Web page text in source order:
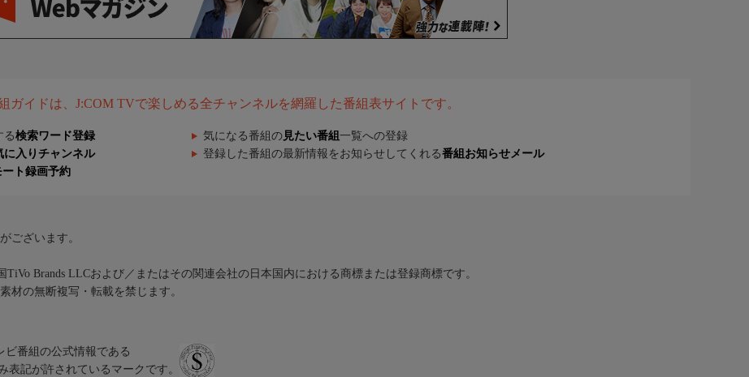
ガイドは、J:COM TVで楽しめる全チャンネルを網羅した番組表サイトです。
る検索ワード登録 気になる番組の 見たい番組 一覧への登録
に入りチャンネル 登録した番組の最新情報をお知らせしてくれる番組お知らせメール
ート録画予約
ございます。
Brands LLCおよび／またはその関連会社の日本国内における商標または登録商標です。
材の無断複写・転載を禁じます。
ビ番組の公式情報である
表記が許されているマークです。